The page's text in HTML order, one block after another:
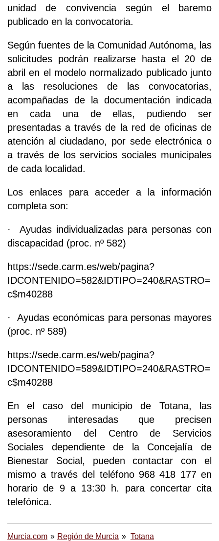
unidad de convivencia según el baremo
publicado en la convocatoria.
Según fuentes de la Comunidad Autónoma, las
solicitudes podrán realizarse hasta el 20 de
abril en el modelo normalizado publicado junto
a las resoluciones de las convocatorias,
acompañadas de la documentación indicada
en cada una de ellas, pudiendo ser
presentadas a través de la red de oficinas de
atención al ciudadano, por sede electrónica o
a través de los servicios sociales municipales
de cada localidad.
Los enlaces para acceder a la información
completa son:
· Ayudas individualizadas para personas con
discapacidad (proc. nº 582)
https://sede.carm.es/web/pagina?
IDCONTENIDO=582&IDTIPO=240&RASTRO=
c$m40288
· Ayudas económicas para personas mayores
(proc. nº 589)
https://sede.carm.es/web/pagina?
IDCONTENIDO=589&IDTIPO=240&RASTRO=
c$m40288
En el caso del municipio de Totana, las
personas interesadas que precisen
asesoramiento del Centro de Servicios
Sociales dependiente de la Concejalía de
Bienestar Social, pueden contactar con el
mismo a través del teléfono 968 418 177 en
horario de 9 a 13:30 h. para concertar cita
telefónica.
Murcia.com Región de Murcia Totana